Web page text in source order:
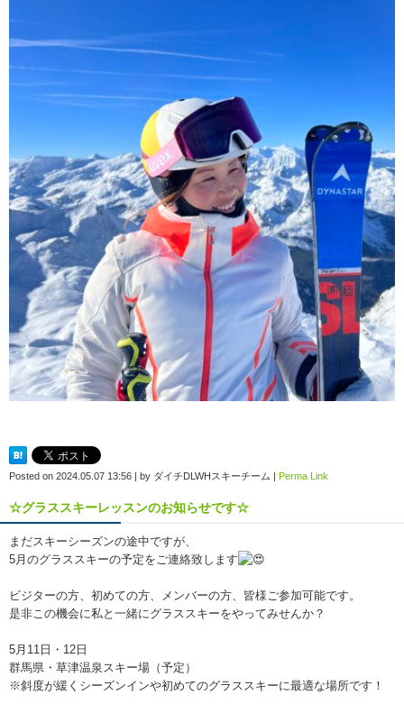
Posted on 2024.05.07 13:56 | by ダイチDLWHスキーチーム | Perma Link
☆グラススキーレッスンのお知らせです☆
まだスキーシーズンの途中ですが、
5月のグラススキーの予定をご連絡致します
ビジターの方、初めての方、メンバーの方、皆様ご参加可能です。
是非この機会に私と一緒にグラススキーをやってみせんか？
5月11日・12日
群馬県・草津温泉スキー場（予定）
※斜度が緩くシーズンインや初めてのグラススキーに最適な場所です！